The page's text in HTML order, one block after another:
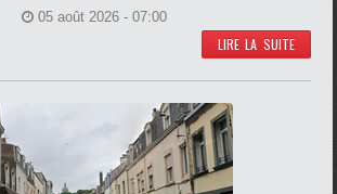
05 août 2026 - 07:00
LIRE LA SUITE